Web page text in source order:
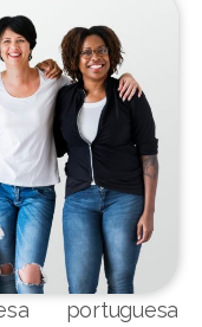
portuguesa